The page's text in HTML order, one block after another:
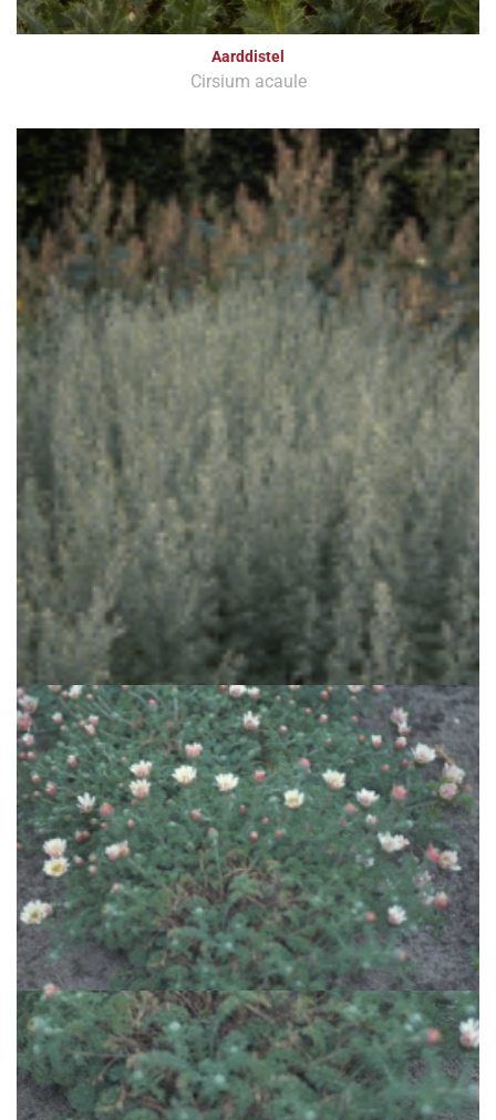
Aarddistel
Cirsium acaule
Absintalsem
Artemisia absinthium